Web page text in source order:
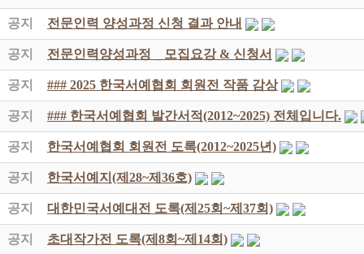
공지 전문인력 양성과정 신청 결과 안내
공지 전문인력양성과정 _ 모집요강 & 신청서
공지 ### 2025 한국서예협회 회원전 작품 감상
공지 ### 한국서예협회 발간서적(2012~2025) 전체입니다.
공지 한국서예협회 회원전 도록(2012~2025년)
공지 한국서예지(제28~제36호)
공지 대한민국서예대전 도록(제25회~제37회)
공지 초대작가전 도록(제8회~제14회)